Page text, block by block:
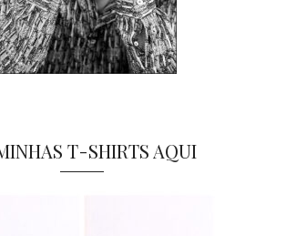
T-SHIRTS AQUI